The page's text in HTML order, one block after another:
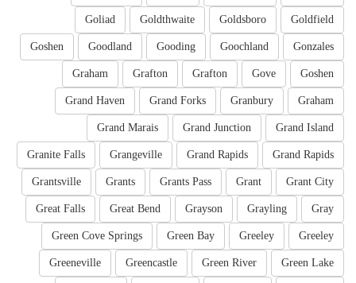
Goldfield
Goldsboro
Goldthwaite
Goliad
Gonzales
Goochland
Gooding
Goodland
Goshen
Goshen
Gove
Grafton
Grafton
Graham
Graham
Granbury
Grand Forks
Grand Haven
Grand Island
Grand Junction
Grand Marais
Grand Rapids
Grand Rapids
Grangeville
Granite Falls
Grant City
Grant
Grants Pass
Grants
Grantsville
Gray
Grayling
Grayson
Great Bend
Great Falls
Greeley
Greeley
Green Bay
Green Cove Springs
Green Lake
Green River
Greencastle
Greeneville